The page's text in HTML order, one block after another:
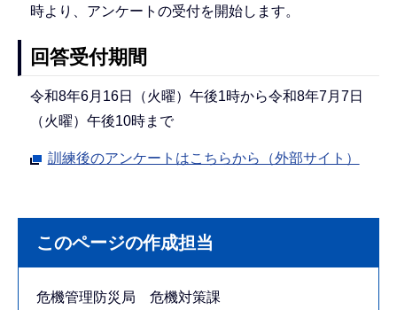
時より、アンケートの受付を開始します。
回答受付期間
令和8年6月16日（火曜）午後1時から令和8年7月7日
（火曜）午後10時まで
訓練後のアンケートはこちらから（外部サイト）
このページの作成担当
危機管理防災局 危機対策課